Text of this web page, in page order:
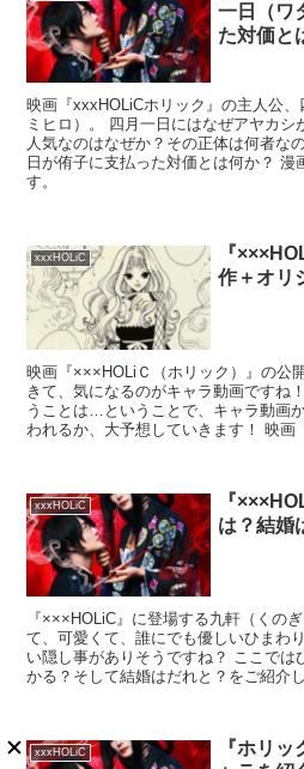
一日（ワ
た対価と
映画『xxxHOLiCホリック』の主人公
ミヒロ）。 四月一日にはなぜアヤカ
人気なのはなぜか？その正体は何者な
日が侑子に支払った対価とは何か？ 漫
す。
xxxHOLiC
『
作＋オリ
映画『×××HOLiＣ（ホリック）』の公
きて、気になるのがキャラ動画ですね
うことは…ということで、キャラ動画
われるか、大予想していきます！ 映画
xxxHOLiC
『
は？結婚
『×××HOLiC』に登場する九軒（くの
て、可愛くて、誰にでも優しいひまわ
い隠し事がありそうですね？ ここでは
かる？そして結婚はだれと？をご紹介
xxxHOLiC
『ホリ